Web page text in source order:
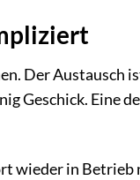
Der
Geschick. Eine
wieder in